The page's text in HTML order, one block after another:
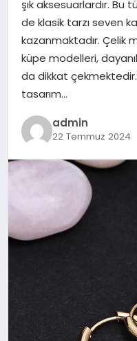
DÜNYA
EĞITIM
şık aksesuarlardır. Bu
de klasik tarzı seven
kazanmaktadır. Çelik
küpe modelleri,
da dikkat çekmektedir.
tasarım…
admin
22 Temmuz 2024